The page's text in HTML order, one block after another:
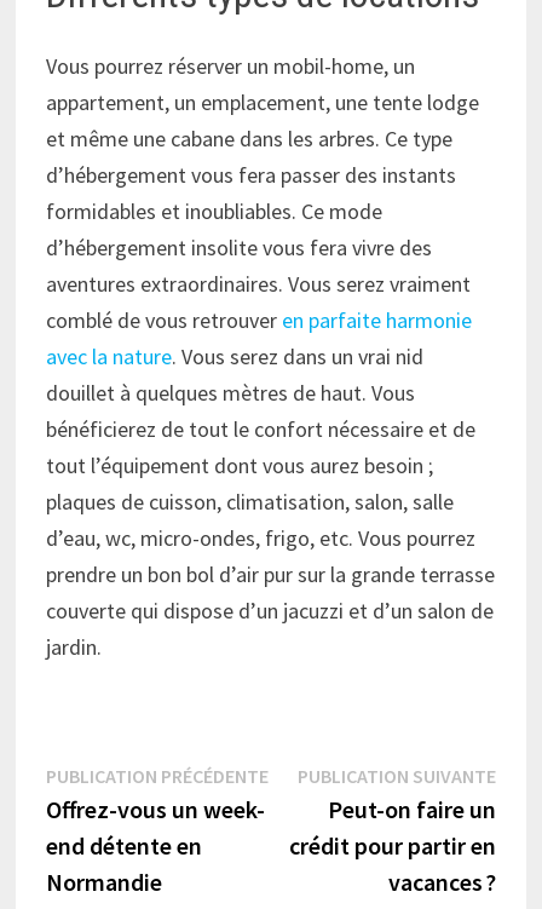
Vous pourrez réserver un mobil-home, un
appartement, un emplacement, une tente lodge
et même une cabane dans les arbres. Ce type
d’hébergement vous fera passer des instants
formidables et inoubliables. Ce mode
d’hébergement insolite vous fera vivre des
aventures extraordinaires. Vous serez vraiment
comblé de vous retrouver en parfaite harmonie
avec la nature. Vous serez dans un vrai nid
douillet à quelques mètres de haut. Vous
bénéficierez de tout le confort nécessaire et de
tout l’équipement dont vous aurez besoin ;
plaques de cuisson, climatisation, salon, salle
d’eau, wc, micro-ondes, frigo, etc. Vous pourrez
prendre un bon bol d’air pur sur la grande terrasse
couverte qui dispose d’un jacuzzi et d’un salon de
jardin.
Navigation
de
l’article
PUBLICATION PRÉCÉDENTEPublication
précédente :
Offrez-vous un week-
end détente en
Normandie
PUBLICATION SUIVANTE
Peut-on faire un
crédit pour partir en
vacances ?